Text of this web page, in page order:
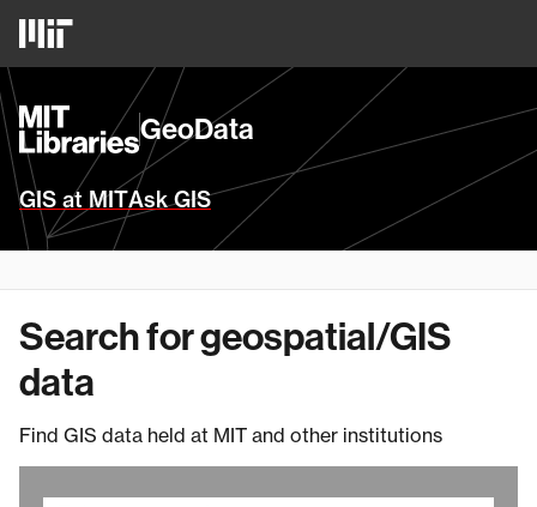
main
content
MIT
Logo
MIT
Libraries
Homepage
GeoData
GIS at MITAsk GIS
Search for geospatial/GIS
data
Find GIS data held at MIT and other institutions